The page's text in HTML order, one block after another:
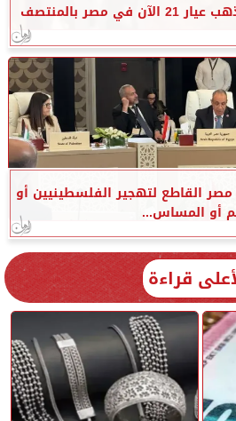
مصر بالمنتصف
القاطع لتهجير الفلسطينيين أو
أو المساس...
قراءة